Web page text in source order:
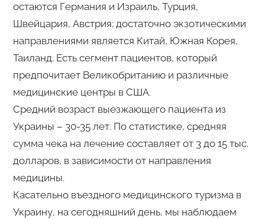
остаются Германия и Израиль, Турция,
Швейцария, Австрия; достаточно экзотическими
направлениями является Китай, Южная Корея,
Таиланд. Есть сегмент пациентов, который
предпочитает Великобританию и различные
медицинские центры в США.
Средний возраст выезжающего пациента из
Украины – 30-35 лет. По статистике, средняя
сумма чека на лечение составляет от 3 до 15 тыс.
долларов, в зависимости от направления
медицины.
Касательно въездного медицинского туризма в
Украину, на сегодняшний день, мы наблюдаем